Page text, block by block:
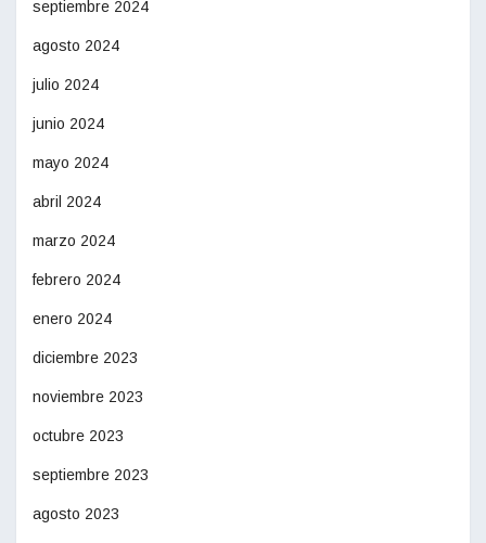
septiembre 2024
agosto 2024
julio 2024
junio 2024
mayo 2024
abril 2024
marzo 2024
febrero 2024
enero 2024
diciembre 2023
noviembre 2023
octubre 2023
septiembre 2023
agosto 2023